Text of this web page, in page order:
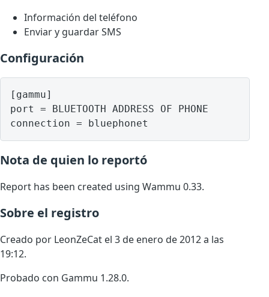
Información del teléfono
Enviar y guardar SMS
Configuración
[gammu]
port = BLUETOOTH ADDRESS OF PHONE
Nota de quien lo reportó
Report has been created using Wammu 0.33.
Sobre el registro
Creado por LeonZeCat el 3 de enero de 2012 a las
19:12.
Probado con Gammu 1.28.0.